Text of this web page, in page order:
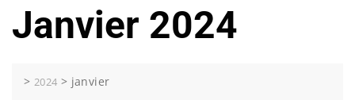
Janvier 2024
> 2024 > janvier